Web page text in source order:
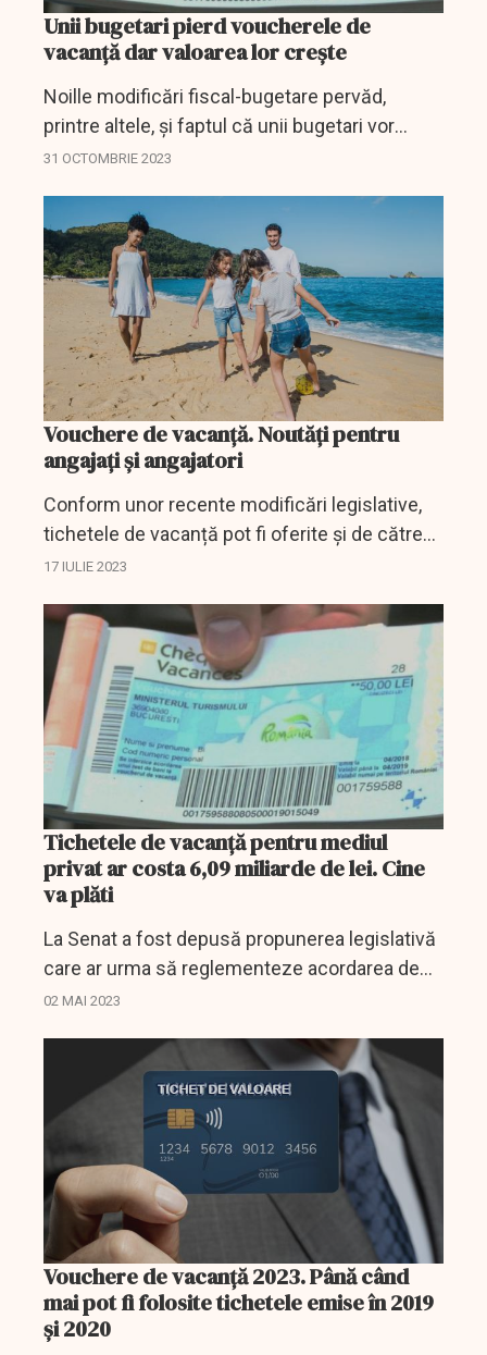
Unii bugetari pierd voucherele de
vacanță dar valoarea lor crește
Noille modificări fiscal-bugetare pervăd,
printre altele, și faptul că unii bugetari vor
pierde voucherele de vancață, pe de o parte,
31 OCTOMBRIE 2023
Vouchere de vacanță. Noutăți pentru
angajați și angajatori
Conform unor recente modificări legislative,
tichetele de vacanță pot fi oferite și de către
companiile private.
17 IULIE 2023
Tichetele de vacanță pentru mediul
privat ar costa 6,09 miliarde de lei. Cine
va plăti
La Senat a fost depusă propunerea legislativă
care ar urma să reglementeze acordarea de
tichete de vacanță și angajaților din mediul
02 MAI 2023
Vouchere de vacanță 2023. Până când
mai pot fi folosite tichetele emise în 2019
și 2020